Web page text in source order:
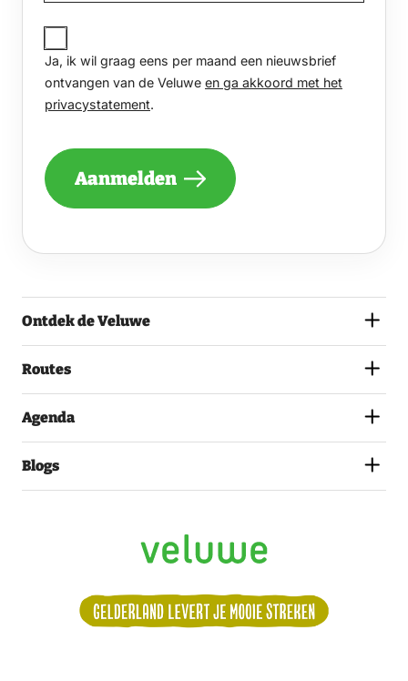
JA,
IK
WIL
GRAAG
EENS
PER
EEN
ONTVANGEN
EN
HET
Ja, ik wil graag eens per maand een nieuwsbrief
ontvangen van de Veluwe en ga akkoord met het
privacystatement.
Aanmelden
Ontdek de Veluwe
Routes
Agenda
Blogs